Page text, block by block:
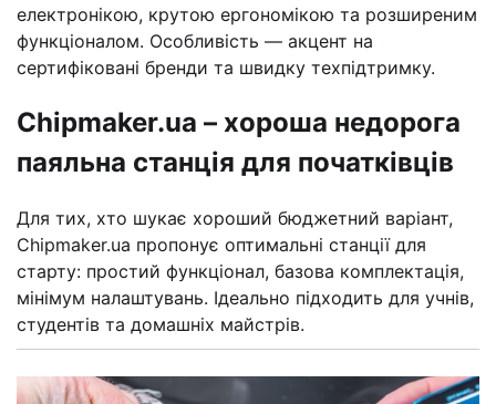
електронікою, крутою ергономікою та розширеним
функціоналом. Особливість — акцент на
сертифіковані бренди та швидку техпідтримку.
Chipmaker.ua – хороша недорога
паяльна станція для початківців
Для тих, хто шукає хороший бюджетний варіант,
Chipmaker.ua пропонує оптимальні станції для
старту: простий функціонал, базова комплектація,
мінімум налаштувань. Ідеально підходить для учнів,
студентів та домашніх майстрів.